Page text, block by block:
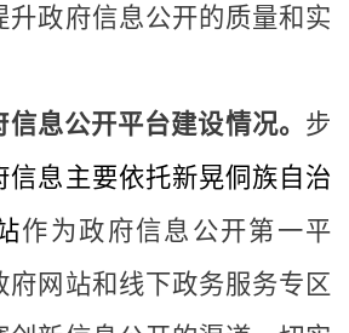
升政府信息公开的质量和实
信息公开平台建设情况。 步
信息主要依托新晃侗族自治
作为政府信息公开第一平
府网站和线下政务服务专区